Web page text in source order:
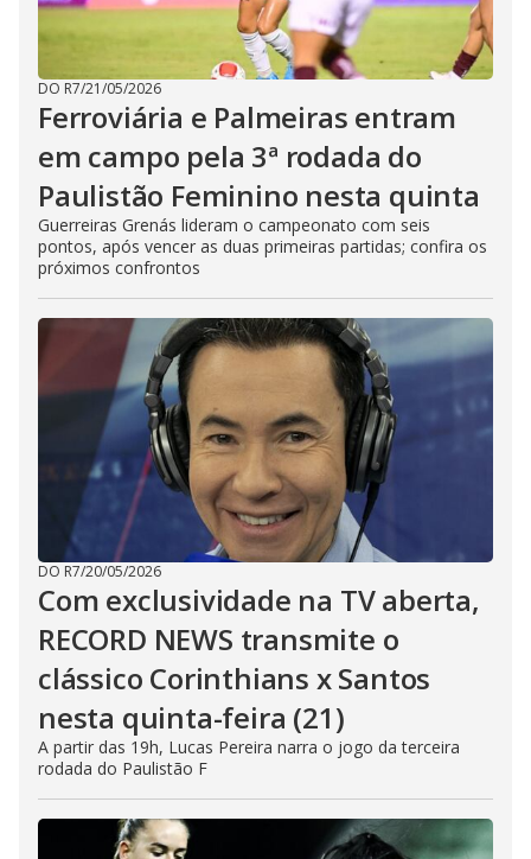
DO R7/21/05/2026
Ferroviária e Palmeiras entram
em campo pela 3ª rodada do
Paulistão Feminino nesta quinta
Guerreiras Grenás lideram o campeonato com seis
pontos, após vencer as duas primeiras partidas; confira os
próximos confrontos
DO R7/20/05/2026
Com exclusividade na TV aberta,
RECORD NEWS transmite o
clássico Corinthians x Santos
nesta quinta-feira (21)
A partir das 19h, Lucas Pereira narra o jogo da terceira
rodada do Paulistão F